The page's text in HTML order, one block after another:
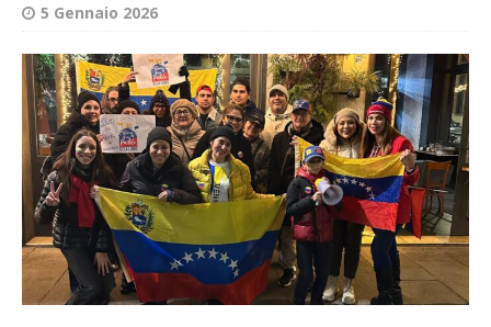
5 Gennaio 2026